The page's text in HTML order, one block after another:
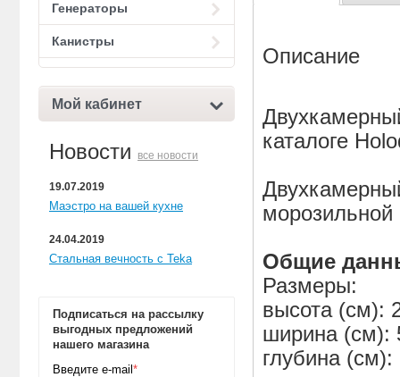
Генераторы
Канистры
Мой кабинет
Новости все новости
19.07.2019
Маэстро на вашей кухне
24.04.2019
Стальная вечность с Teka
Подписаться на рассылку
выгодных предложений
нашего магазина
Введите e-mail *
Описание
каталоге
Общие
Размеры:
высота (см):
ширина (см):
глубина (см):